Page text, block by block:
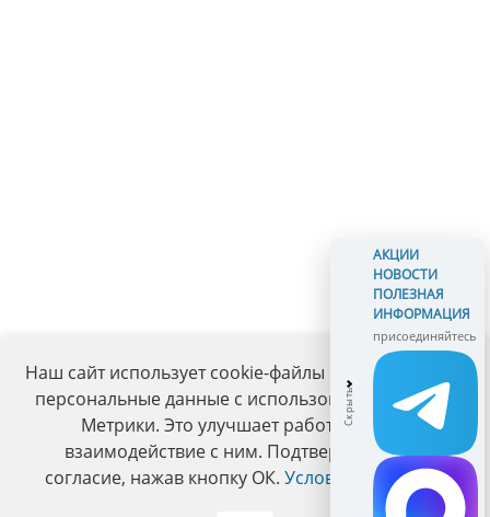
Наш сайт использует cookie-файлы и обрабатывает
персональные данные с использованием Яндекс
Метрики. Это улучшает работу сайта и
взаимодействие с ним. Подтвердите ваше
согласие, нажав кнопку ОК. Условия политики.
АКЦИИ
НОВОСТИ
ПОЛЕЗНАЯ
ИНФОРМАЦИЯ
присоединяйтесь